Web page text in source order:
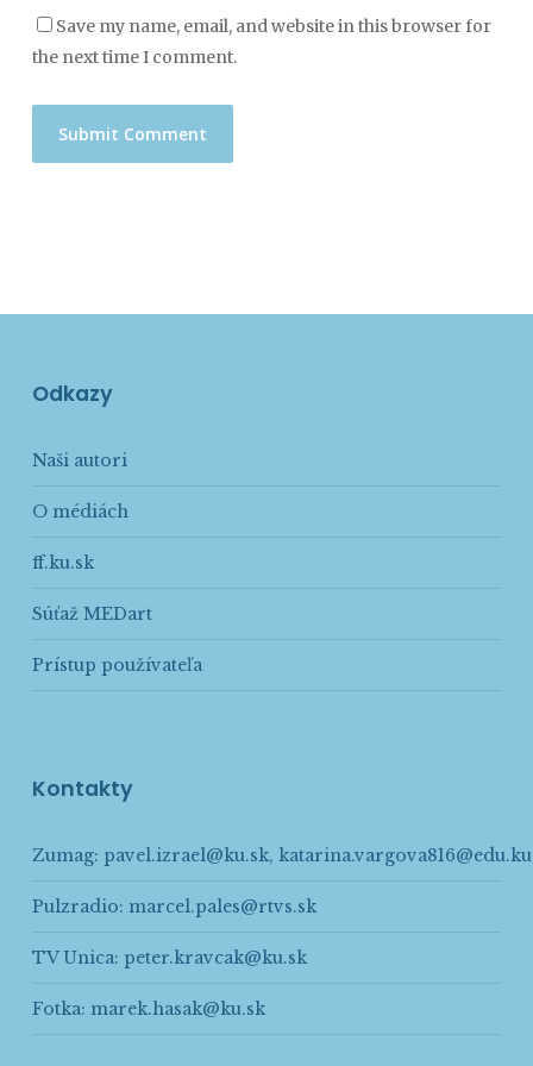
Save my name, email, and website in this browser for
the next time I comment.
Odkazy
Naši autori
O médiách
ff.ku.sk
Súťaž MEDart
Prístup používateľa
Kontakty
Zumag: pavel.izrael@ku.sk,
Pulzradio: marcel.pales@rtvs.sk
TV Unica: peter.kravcak@ku.sk
Fotka: marek.hasak@ku.sk